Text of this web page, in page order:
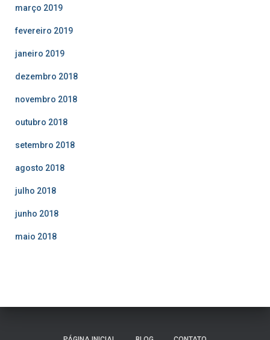
março 2019
fevereiro 2019
janeiro 2019
dezembro 2018
novembro 2018
outubro 2018
setembro 2018
agosto 2018
julho 2018
junho 2018
maio 2018